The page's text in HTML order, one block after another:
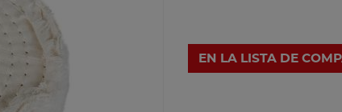
EN LA LISTA DE